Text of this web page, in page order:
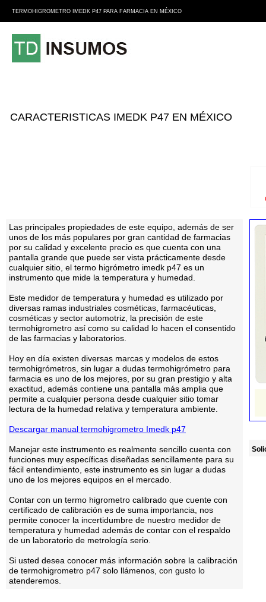
TERMOHIGROMETRO IMEDK P47 PARA FARMACIA EN MÉXICO
CARACTERISTICAS IMEDK P47 EN MÉXICO
Las principales propiedades de este equipo, además de ser
unos de los más populares por gran cantidad de farmacias
por su calidad y excelente precio es que cuenta con una
pantalla grande que puede ser vista prácticamente desde
cualquier sitio, el termo higrómetro imedk p47 es un
instrumento que mide la temperatura y humedad.
Este medidor de temperatura y humedad es utilizado por
diversas ramas industriales cosméticas, farmacéuticas,
cosméticas y sector automotriz, la precisión de este
termohigrometro así como su calidad lo hacen el consentido
de las farmacias y laboratorios.
Hoy en día existen diversas marcas y modelos de estos
termohigrómetros, sin lugar a dudas termohigrómetro para
farmacia es uno de los mejores, por su gran prestigio y alta
exactitud, además contiene una pantalla más amplia que
permite a cualquier persona desde cualquier sitio tomar
lectura de la humedad relativa y temperatura ambiente.
Descargar manual termohigrometro Imedk p47
Manejar este instrumento es realmente sencillo cuenta con
funciones muy específicas diseñadas sencillamente para su
fácil entendimiento, este instrumento es sin lugar a dudas
uno de los mejores equipos en el mercado.
Contar con un termo higrometro calibrado que cuente con
certificado de calibración es de suma importancia, nos
permite conocer la incertidumbre de nuestro medidor de
temperatura y humedad además de contar con el respaldo
de un laboratorio de metrología serio.
Si usted desea conocer más información sobre la calibración
de termohigrometro p47 solo llámenos, con gusto lo
atenderemos.